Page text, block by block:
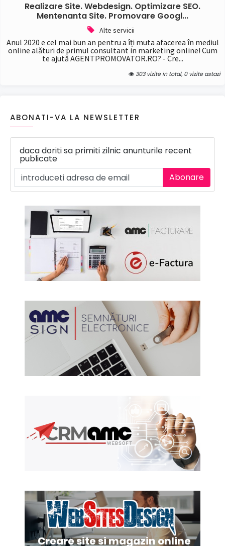
Realizare Site. Webdesign. Optimizare SEO.
Mentenanta Site. Promovare Googl...
Alte servicii
Anul 2020 e cel mai bun an pentru a îți muta afacerea în mediul
online alături de primul consultant in marketing online! Cum
te ajută AGENTPROMOVATOR.RO? - Cre...
303 vizite in total, 0 vizite astazi
ABONATI-VA LA NEWSLETTER
daca doriti sa primiti zilnic anunturile recent
publicate